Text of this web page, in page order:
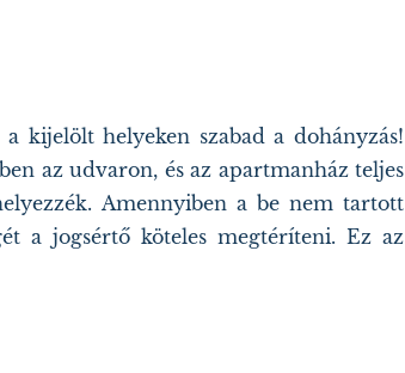
kijelölt helyeken szabad a dohányzás!
az udvaron, és az apartmanház teljes
Amennyiben a be nem tartott
a jogsértő köteles megtéríteni. Ez az